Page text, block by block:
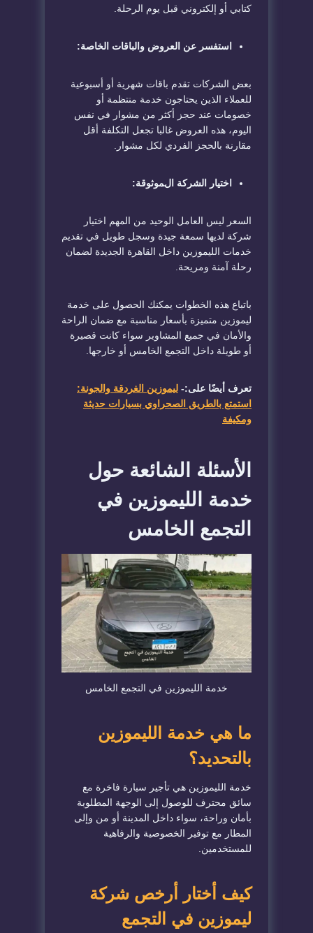
كتابي أو إلكتروني قبل يوم الرحلة.
استفسر عن العروض والباقات الخاصة:
بعض الشركات تقدم باقات شهرية أو أسبوعية
للعملاء الذين يحتاجون خدمة منتظمة أو
خصومات عند حجز أكثر من مشوار في نفس
اليوم، هذه العروض غالبا تجعل التكلفة أقل
مقارنة بالحجز الفردي لكل مشوار.
اختيار الشركة الموثوقة:
السعر ليس العامل الوحيد من المهم اختيار
شركة لديها سمعة جيدة وسجل طويل في تقديم
خدمات الليموزين داخل القاهرة الجديدة لضمان
رحلة آمنة ومريحة.
باتباع هذه الخطوات يمكنك الحصول على خدمة
ليموزين متميزة بأسعار مناسبة مع ضمان الراحة
والأمان في جميع المشاوير سواء كانت قصيرة
أو طويلة داخل التجمع الخامس أو خارجها.
تعرف أيضًا على:- ليموزين الغردقة والجونة:
استمتع بالطريق الصحراوي بسيارات حديثة
ومكيفة
الأسئلة الشائعة حول
خدمة الليموزين في
التجمع الخامس
خدمة الليموزين في التجمع الخامس
ما هي خدمة الليموزين
بالتحديد؟
خدمة الليموزين هي تأجير سيارة فاخرة مع
سائق محترف للوصول إلى الوجهة المطلوبة
بأمان وراحة، سواء داخل المدينة أو من وإلى
المطار مع توفير الخصوصية والرفاهية
للمستخدمين.
كيف أختار أرخص شركة
ليموزين في التجمع